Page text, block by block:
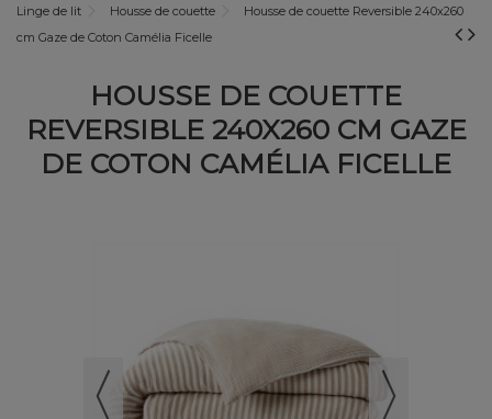
Linge de lit
Housse de couette
Housse de couette Reversible 240x260
cm Gaze de Coton Camélia Ficelle
HOUSSE DE COUETTE
REVERSIBLE 240X260 CM GAZE
DE COTON CAMÉLIA FICELLE